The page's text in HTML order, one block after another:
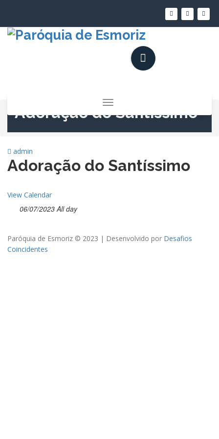
conteúdo
Alternar
a
Adoração do Santíssimo
admin
Adoração do Santíssimo
View Calendar
06/07/2023 All day
Paróquia de Esmoriz © 2023 | Desenvolvido por Desafios
Coincidentes